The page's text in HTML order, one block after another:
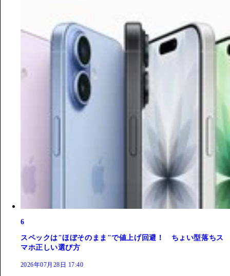
6
スペックは"ほぼそのまま"で値上げ回避！ ちょい型落ちス
マホ正しい選び方
2026年07月28日 17:40